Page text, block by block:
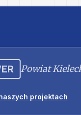
Powiat
projektach